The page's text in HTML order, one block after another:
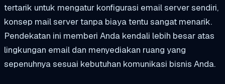
tertarik untuk mengatur konfigurasi email server sendiri,
konsep mail server tanpa biaya tentu sangat menarik.
Pendekatan ini memberi Anda kendali lebih besar atas
lingkungan email dan menyediakan ruang yang
sepenuhnya sesuai kebutuhan komunikasi bisnis Anda.